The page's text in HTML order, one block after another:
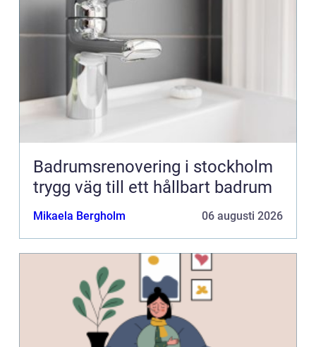
Badrumsrenovering i stockholm
trygg väg till ett hållbart badrum
Mikaela Bergholm 06 augusti 2026